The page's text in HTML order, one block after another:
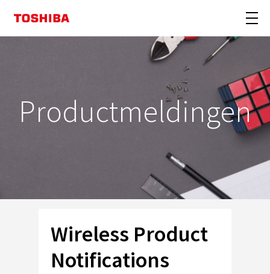
Productmeldingen
Wireless Product
Notifications